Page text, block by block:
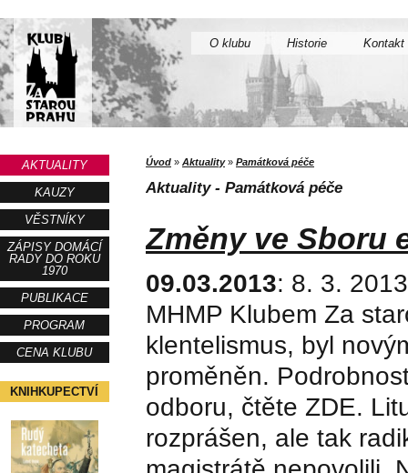
O klubu Historie Kontakt
AKTUALITY
KAUZY
VĚSTNÍKY
ZÁPISY DOMÁCÍ
RADY DO ROKU
1970
PUBLIKACE
PROGRAM
CENA KLUBU
KNIHKUPECTVÍ
Úvod » Aktuality» Památková péče
Aktuality - Památková péče
Změny ve Sboru
09.03.2013: 8. 3.
MHMP Klubem Za
klentelismus, byl
proměněn.
odboru, čtěte ZDE.
rozprášen, ale tak